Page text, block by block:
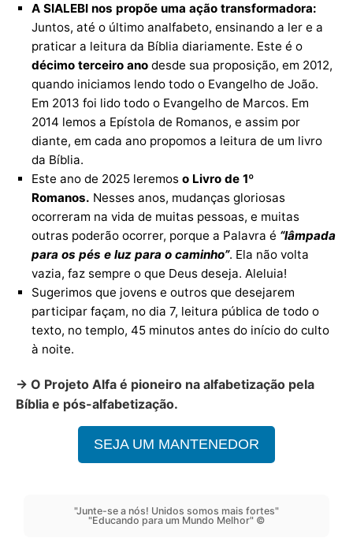
A SIALEBI nos propõe uma ação transformadora:
Juntos, até o último analfabeto, ensinando a ler e a
praticar a leitura da Bíblia diariamente. Este é o
décimo terceiro ano desde sua proposição, em 2012,
quando iniciamos lendo todo o Evangelho de João.
Em 2013 foi lido todo o Evangelho de Marcos. Em
2014 lemos a Epístola de Romanos, e assim por
diante, em cada ano propomos a leitura de um livro
da Bíblia.
Este ano de 2025 leremos o Livro de 1º
Romanos. Nesses anos, mudanças gloriosas
ocorreram na vida de muitas pessoas, e muitas
outras poderão ocorrer, porque a Palavra é “lâmpada
para os pés e luz para o caminho”. Ela não volta
vazia, faz sempre o que Deus deseja. Aleluia!
Sugerimos que jovens e outros que desejarem
participar façam, no dia 7, leitura pública de todo o
texto, no templo, 45 minutos antes do início do culto
à noite.
→ O Projeto Alfa é pioneiro na alfabetização pela
Bíblia e pós-alfabetização.
SEJA UM MANTENEDOR
"Junte-se a nós! Unidos somos mais fortes"
"Educando para um Mundo Melhor" ©